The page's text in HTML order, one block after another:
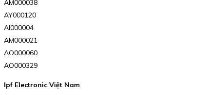
AM000038
AY000120
AI000004
AM000021
AO000060
AO000329
Ipf Electronic Việt Nam